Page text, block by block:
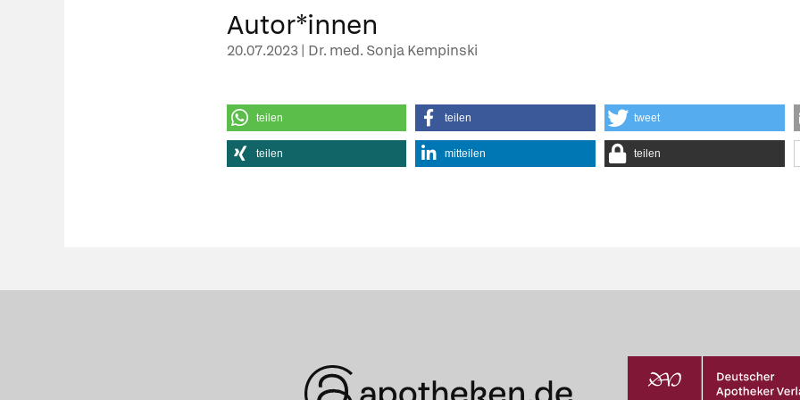
Autor*innen
20.07.2023 | Dr. med. Sonja Kempinski
teilen teilen tweet
teilen mitteilen teilen